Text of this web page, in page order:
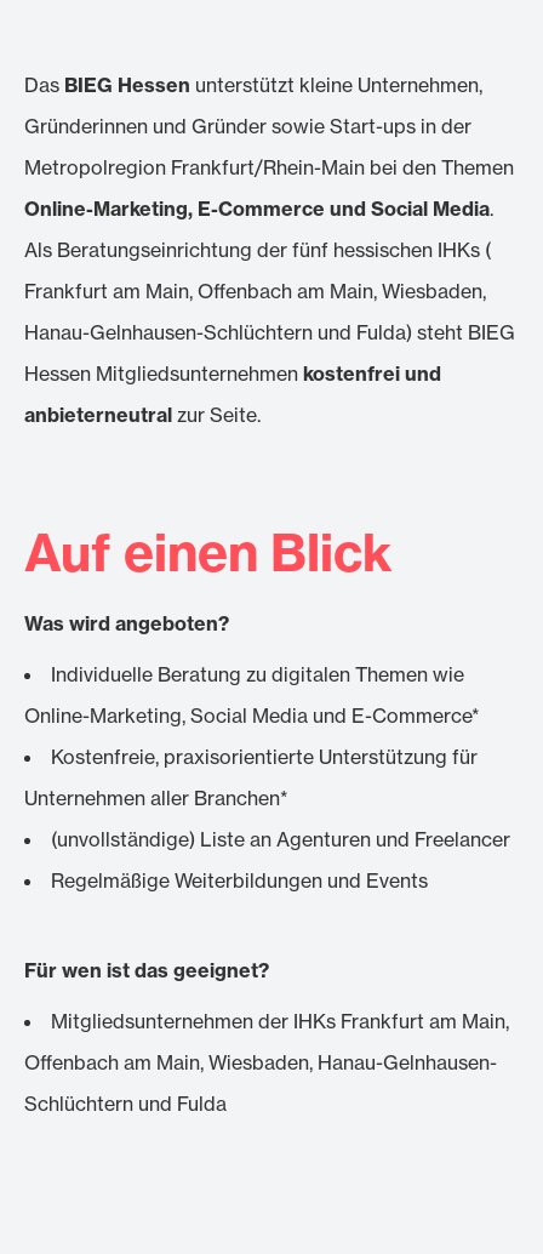
Das BIEG Hessen unterstützt kleine Unternehmen,
Gründerinnen und Gründer sowie Start-ups in der
Metropolregion Frankfurt/Rhein-Main bei den Themen
Online-Marketing, E-Commerce und Social Media.
Als Beratungseinrichtung der fünf hessischen IHKs (
Frankfurt am Main, Offenbach am Main, Wiesbaden,
Hanau-Gelnhausen-Schlüchtern und Fulda) steht BIEG
Hessen Mitgliedsunternehmen kostenfrei und
anbieterneutral zur Seite.
Auf einen Blick
Was wird angeboten?
Individuelle Beratung zu digitalen Themen wie
Online-Marketing, Social Media und E-Commerce*
Kostenfreie, praxisorientierte Unterstützung für
Unternehmen aller Branchen*
(unvollständige) Liste an Agenturen und Freelancer
Regelmäßige Weiterbildungen und Events
Für wen ist das geeignet?
Mitgliedsunternehmen der IHKs Frankfurt am Main,
Offenbach am Main, Wiesbaden, Hanau-Gelnhausen-
Schlüchtern und Fulda